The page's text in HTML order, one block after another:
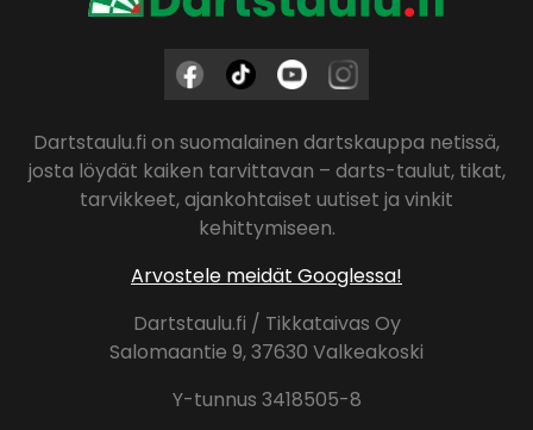
Dartstaulu.fi on suomalainen dartskauppa netissä,
josta löydät kaiken tarvittavan – darts-taulut, tikat,
tarvikkeet, ajankohtaiset uutiset ja vinkit
kehittymiseen.
Arvostele meidät Googlessa!
Dartstaulu.fi / Tikkataivas Oy
Salomaantie 9, 37630 Valkeakoski
Y-tunnus 3418505-8